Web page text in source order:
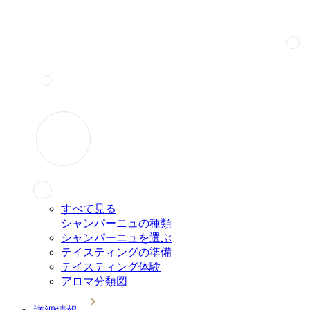
すべて見る
シャンパーニュの種類
シャンパーニュを選ぶ
テイスティングの準備
テイスティング体験
アロマ分類図